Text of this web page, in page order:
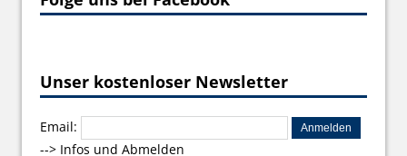
Unser kostenloser Newsletter
Email:
--> Infos und Abmelden